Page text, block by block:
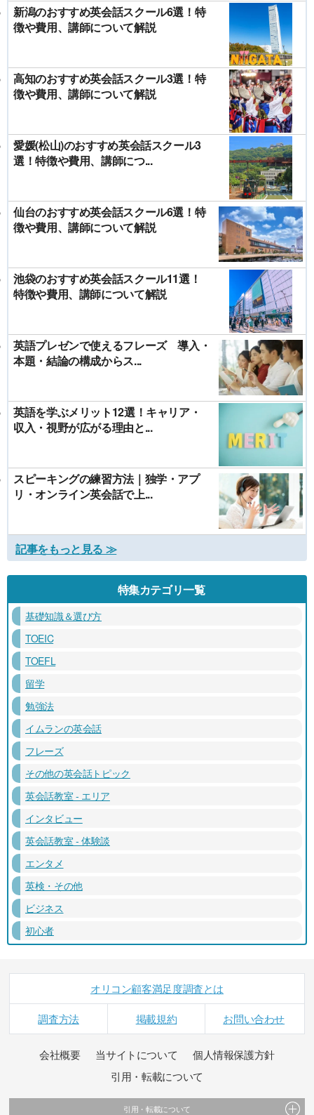
新潟のおすすめ英会話スクール6選！特
徴や費用、講師について解説
高知のおすすめ英会話スクール3選！特
徴や費用、講師について解説
愛媛(松山)のおすすめ英会話スクール3
選！特徴や費用、講師につ...
仙台のおすすめ英会話スクール6選！特
徴や費用、講師について解説
池袋のおすすめ英会話スクール11選！
特徴や費用、講師について解説
英語プレゼンで使えるフレーズ 導入・
本題・結論の構成からス...
英語を学ぶメリット12選！キャリア・
収入・視野が広がる理由と...
スピーキングの練習方法｜独学・アプ
リ・オンライン英会話で上...
記事をもっと見る ≫
特集カテゴリ一覧
基礎知識＆選び方
TOEIC
TOEFL
留学
勉強法
イムランの英会話
フレーズ
その他の英会話トピック
英会話教室 - エリア
インタビュー
英会話教室 - 体験談
エンタメ
英検・その他
ビジネス
初心者
オリコン顧客満足度調査とは
調査方法 掲載規約 お問い合わせ
会社概要 当サイトについて
個人情報保護方針
引用・転載について
引用・転載について